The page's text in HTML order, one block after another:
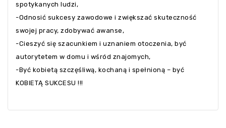
spotykanych ludzi,
-Odnosić sukcesy zawodowe i zwiększać skuteczność
swojej pracy, zdobywać awanse,
-Cieszyć się szacunkiem i uznaniem otoczenia, być
autorytetem w domu i wśród znajomych,
-Być kobietą szczęśliwą, kochaną i spełnioną – być
KOBIETĄ SUKCESU !!!